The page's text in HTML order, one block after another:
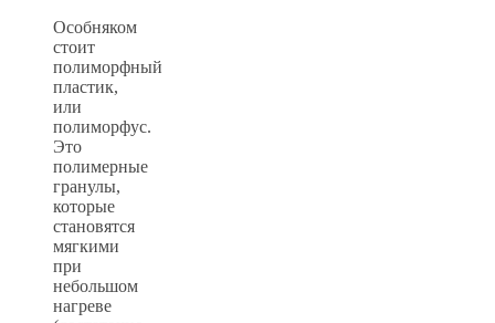
Особняком
стоит
полиморфный
пластик,
или
полиморфус.
Это
полимерные
гранулы,
которые
становятся
мягкими
при
небольшом
нагреве